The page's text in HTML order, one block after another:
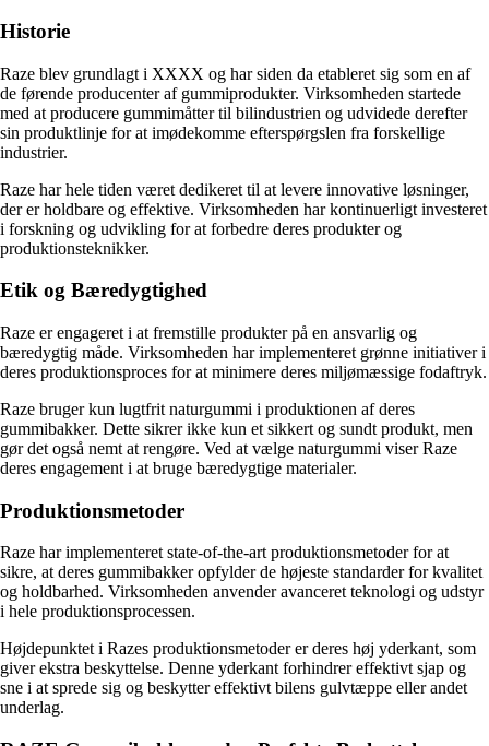
Historie
Raze blev grundlagt i XXXX og har siden da etableret sig som en af
de førende producenter af gummiprodukter. Virksomheden startede
med at producere gummimåtter til bilindustrien og udvidede derefter
sin produktlinje for at imødekomme efterspørgslen fra forskellige
industrier.
Raze har hele tiden været dedikeret til at levere innovative løsninger,
der er holdbare og effektive. Virksomheden har kontinuerligt investeret
i forskning og udvikling for at forbedre deres produkter og
produktionsteknikker.
Etik og Bæredygtighed
Raze er engageret i at fremstille produkter på en ansvarlig og
bæredygtig måde. Virksomheden har implementeret grønne initiativer i
deres produktionsproces for at minimere deres miljømæssige fodaftryk.
Raze bruger kun lugtfrit naturgummi i produktionen af deres
gummibakker. Dette sikrer ikke kun et sikkert og sundt produkt, men
gør det også nemt at rengøre. Ved at vælge naturgummi viser Raze
deres engagement i at bruge bæredygtige materialer.
Produktionsmetoder
Raze har implementeret state-of-the-art produktionsmetoder for at
sikre, at deres gummibakker opfylder de højeste standarder for kvalitet
og holdbarhed. Virksomheden anvender avanceret teknologi og udstyr
i hele produktionsprocessen.
Højdepunktet i Razes produktionsmetoder er deres høj yderkant, som
giver ekstra beskyttelse. Denne yderkant forhindrer effektivt sjap og
sne i at sprede sig og beskytter effektivt bilens gulvtæppe eller andet
underlag.